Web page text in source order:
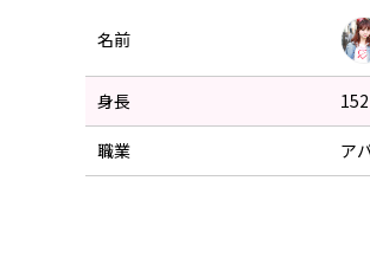
名前
身長 152
職業 ア